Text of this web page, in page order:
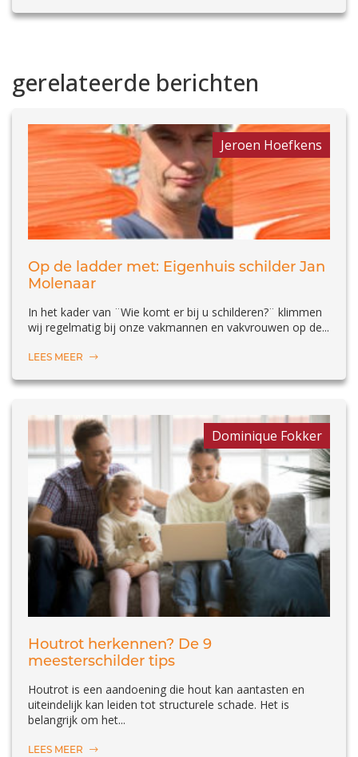
gerelateerde berichten
Jeroen Hoefkens
Op de ladder met: Eigenhuis schilder Jan
Molenaar
In het kader van ¨Wie komt er bij u schilderen?¨ klimmen
wij regelmatig bij onze vakmannen en vakvrouwen op de...
LEES MEER
Dominique Fokker
Houtrot herkennen? De 9
meesterschilder tips
Houtrot is een aandoening die hout kan aantasten en
uiteindelijk kan leiden tot structurele schade. Het is
belangrijk om het...
LEES MEER